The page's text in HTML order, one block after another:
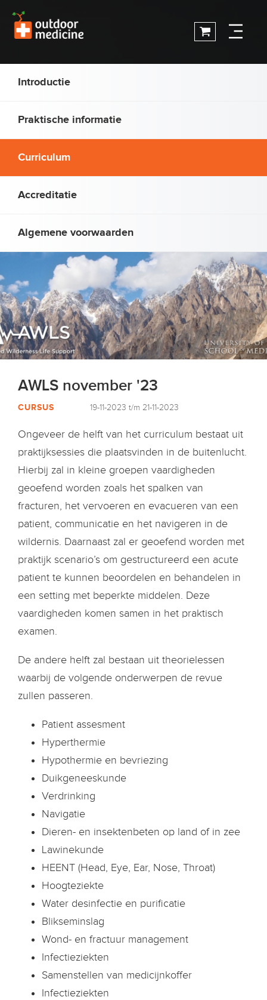
Introductie
Praktische informatie
Curriculum
Accreditatie
Algemene voorwaarden
AWLS november '23
CURSUS 19-11-2023 t/m 21-11-2023
Ongeveer de helft van het curriculum bestaat uit
praktijksessies die plaatsvinden in de buitenlucht.
Hierbij zal in kleine groepen vaardigheden
geoefend worden zoals het spalken van
fracturen, het vervoeren en evacueren van een
patient, communicatie en het navigeren in de
wildernis. Daarnaast zal er geoefend worden met
praktijk scenario’s om gestructureerd een acute
patient te kunnen beoordelen en behandelen in
een setting met beperkte middelen. Deze
vaardigheden komen samen in het praktisch
examen.
De andere helft zal bestaan uit theorielessen
waarbij de volgende onderwerpen de revue
zullen passeren.
Patient assesment
Hyperthermie
Hypothermie en bevriezing
Duikgeneeskunde
Verdrinking
Navigatie
Dieren- en insektenbeten op land of in zee
Lawinekunde
HEENT (Head, Eye, Ear, Nose, Throat)
Hoogteziekte
Water desinfectie en purificatie
Blikseminslag
Wond- en fractuur management
Infectieziekten
Samenstellen van medicijnkoffer
Infectieziekten